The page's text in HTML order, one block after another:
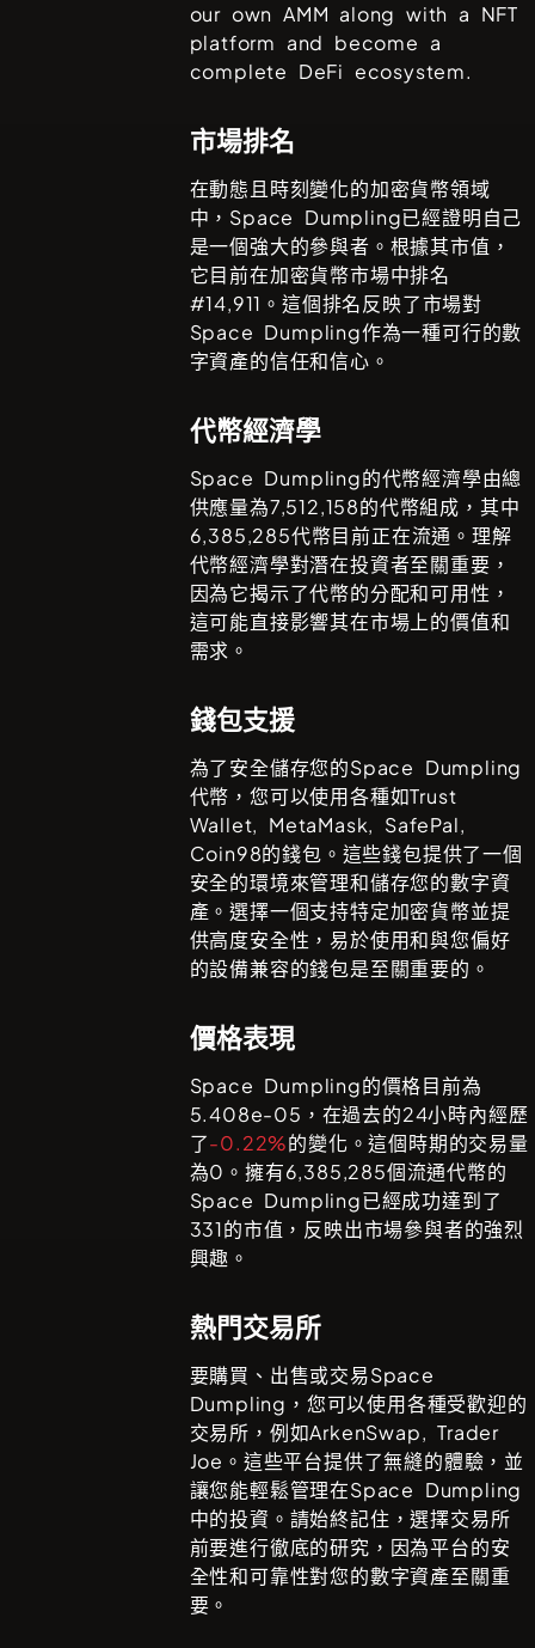
our own AMM along with a NFT
platform and become a
complete DeFi ecosystem.
市場排名
在動態且時刻變化的加密貨幣領域
中， Space Dumpling已經證明自己
是一個強大的參與者。根據其市值，
它目前在加密貨幣市場中排名
#14,911 。這個排名反映了市場對
Space Dumpling作為一種可行的數
字資產的信任和信心。
代幣經濟學
Space Dumpling的代幣經濟學由總
供應量為7,512,158的代幣組成，其中
6,385,285代幣目前正在流通。理解
代幣經濟學對潛在投資者至關重要，
因為它揭示了代幣的分配和可用性，
這可能直接影響其在市場上的價值和
需求。
錢包支援
為了安全儲存您的Space Dumpling
代幣，您可以使用各種如Trust
Wallet, MetaMask, SafePal,
Coin98的錢包。這些錢包提供了一個
安全的環境來管理和儲存您的數字資
產。選擇一個支持特定加密貨幣並提
供高度安全性，易於使用和與您偏好
的設備兼容的錢包是至關重要的。
價格表現
Space Dumpling的價格目前為
5.408e-05 ，在過去的24小時內經歷
了-0.22%的變化。這個時期的交易量
為0 。擁有6,385,285個流通代幣的
Space Dumpling已經成功達到了
331的市值，反映出市場參與者的強烈
興趣。
熱門交易所
要購買、出售或交易Space
Dumpling ，您可以使用各種受歡迎的
交易所，例如ArkenSwap, Trader
Joe 。這些平台提供了無縫的體驗，並
讓您能輕鬆管理在Space Dumpling
中的投資。請始終記住，選擇交易所
前要進行徹底的研究，因為平台的安
全性和可靠性對您的數字資產至關重
要。